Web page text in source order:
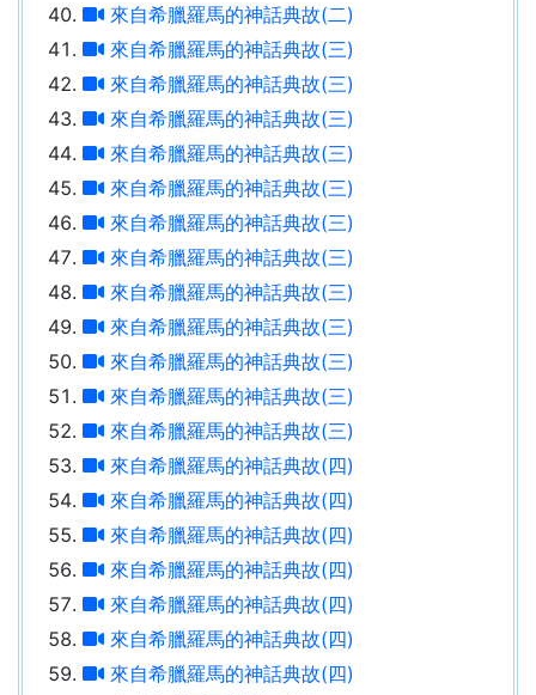
來自希臘羅馬的神話典故(二)
來自希臘羅馬的神話典故(三)
來自希臘羅馬的神話典故(三)
來自希臘羅馬的神話典故(三)
來自希臘羅馬的神話典故(三)
來自希臘羅馬的神話典故(三)
來自希臘羅馬的神話典故(三)
來自希臘羅馬的神話典故(三)
來自希臘羅馬的神話典故(三)
來自希臘羅馬的神話典故(三)
來自希臘羅馬的神話典故(三)
來自希臘羅馬的神話典故(三)
來自希臘羅馬的神話典故(三)
來自希臘羅馬的神話典故(四)
來自希臘羅馬的神話典故(四)
來自希臘羅馬的神話典故(四)
來自希臘羅馬的神話典故(四)
來自希臘羅馬的神話典故(四)
來自希臘羅馬的神話典故(四)
來自希臘羅馬的神話典故(四)